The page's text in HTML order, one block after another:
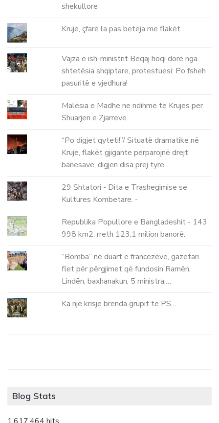
shekullore
Krujë, çfarë la pas beteja me flakët
Vajza e ish-ministrit Beqaj hoqi dorë nga
shtetësia shqiptare, protestuesi: Po fsheh
pasuritë e vjedhura!
Malësia e Madhe ne ndihmë të Krujes per
Shuarjen e Zjarreve
“Po digjet qyteti!”/ Situatë dramatike në
Krujë, flakët gjigante përparojnë drejt
banesave, digjen disa prej tyre
29 Shtatori - Dita e Trashegimise se
Kultures Kombetare. -
Republika Popullore e Bangladeshit - 143
998 km2, rreth 123,1 milion banorë.
“Bomba” në duart e francezëve, gazetari
flet për përgjimet që fundosin Ramën,
Lindën, baxhanakun, 5 ministra,…
Ka një krisje brenda grupit të PS…
Blog Stats
1,617,464 hits